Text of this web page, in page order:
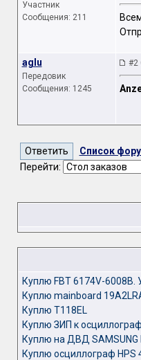
Участник
Сообщения: 211
aglu
Передовик
Сообщения: 1245
#2
Список
Перейти:
Куплю FBT 6174V-6008B.
Куплю mainboard
Куплю T118EL
Куплю ЗИП к
Куплю на ДВД SAMSUNG
Куплю осциллограф HPS